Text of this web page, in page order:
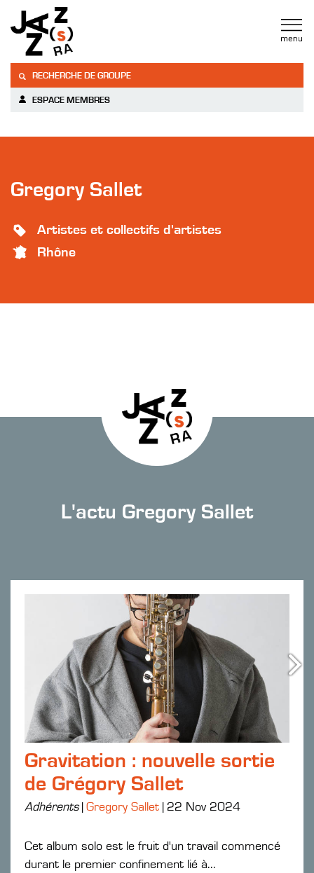
RECHERCHE DE GROUPE
ESPACE MEMBRES
Gregory Sallet
Artistes et collectifs d'artistes
Rhône
L'actu Gregory Sallet
Gravitation : nouvelle sortie
de Grégory Sallet
Adhérents Gregory Sallet 22 Nov 2024
Cet album solo est le fruit d'un travail commencé
durant le premier confinement lié à...